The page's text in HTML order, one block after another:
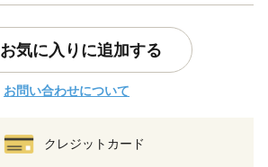
お気に入りに追加する
お問い合わせについて
クレジットカード